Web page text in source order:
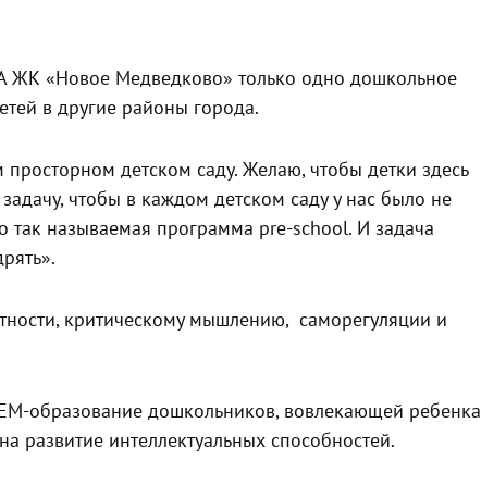
ЖК «Новое Медведково» только одно дошкольное
в другие районы города.
детском саду. Желаю, чтобы детки здесь
чтобы в каждом детском саду у нас было не
так называемая программа pre-school. И задача
критическому мышлению, саморегуляции и
образование дошкольников, вовлекающей ребенка
развитие интеллектуальных способностей.